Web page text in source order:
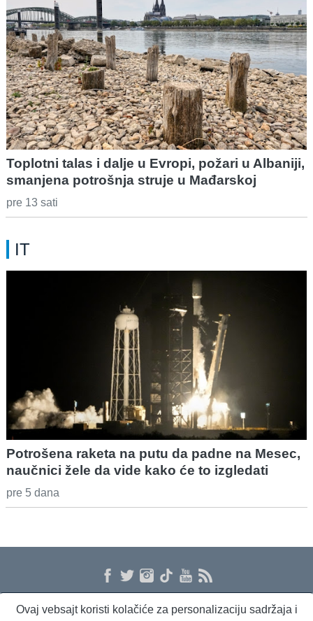
Toplotni talas i dalje u Evropi, požari u Albaniji,
smanjena potrošnja struje u Mađarskoj
pre 13 sati
IT
Potrošena raketa na putu da padne na Mesec,
naučnici žele da vide kako će to izgledati
pre 5 dana
Ovaj vebsajt koristi kolačiće za personalizaciju sadržaja i